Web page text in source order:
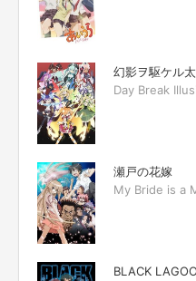
幻影ヲ駆ケル
Day Break
瀬戸の花嫁
My Bride is a
BLACK